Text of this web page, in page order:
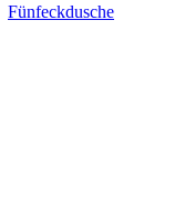
Fünfeckdusche